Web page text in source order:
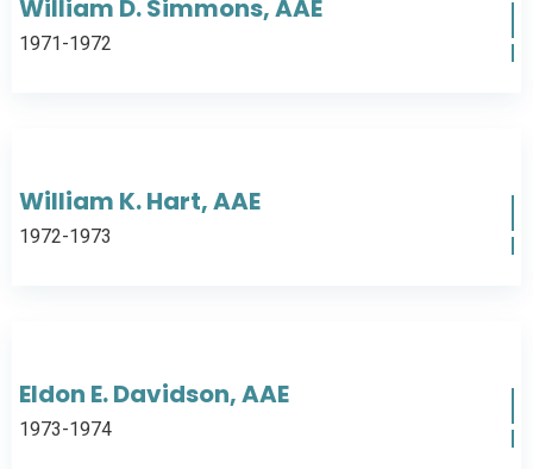
William D. Simmons, AAE
1971-1972
William K. Hart, AAE
1972-1973
Eldon E. Davidson, AAE
1973-1974